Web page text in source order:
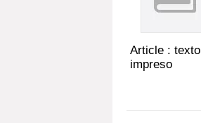
Article : texto
impreso